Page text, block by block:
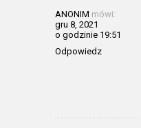
ANONIM mówi:
gru 8, 2021
o godzinie 19:51
Odpowiedz